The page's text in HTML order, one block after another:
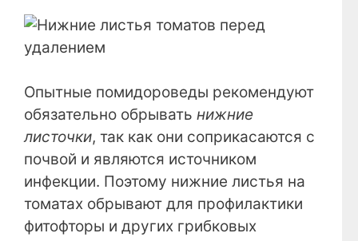
Опытные помидороведы рекомендуют
обязательно обрывать нижние
листочки, так как они соприкасаются с
почвой и являются источником
инфекции. Поэтому нижние листья на
томатах обрывают для профилактики
фитофторы и других грибковых